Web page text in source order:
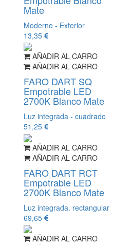
Mate
Moderno - Exterior
13,35
AÑADIR AL CARRO
AÑADIR AL CARRO
FARO DART SQ
Empotrable LED
2700K Blanco Mate
Luz integrada - cuadrado
51,25
AÑADIR AL CARRO
AÑADIR AL CARRO
FARO DART RCT
Empotrable LED
2700K Blanco Mate
Luz integrada. rectangular
69,65
AÑADIR AL CARRO